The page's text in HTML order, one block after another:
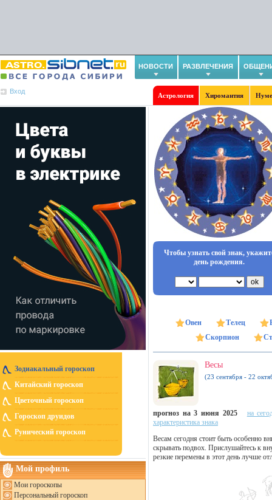
НОВОСТИ РАЗВЛЕЧЕНИЯ
Вход
Астрология Хиромантия
Зодиакальный гороскоп
Китайский гороскоп
Цветочный гороскоп
Гороскоп друидов
Рунический гороскоп
Мой профиль
Мои гороскопы
Персональный гороскоп
Чтобы узнать свой знак,
день рождения.
Овен Телец
Скорпион
Весы
(23 сентября - 22
прогноз на 3 июня 2025
на
характеристика знака
Весам сегодня стоит быть особенно
скрывать подвох. Прислушайтесь к
резкие перемены в этот день лучше